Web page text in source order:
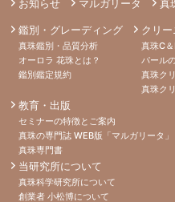
お知らせ マルガリータ 真
鑑別・グレーディング
真珠鑑別・品質分析
オーロラ 花珠とは？
鑑別鑑定規約
クリ
真珠C
パール
真珠ク
真珠ク
教育・出版
セミナーの特徴とご案内
真珠の専門誌 WEB版「マルガリータ」
真珠専門書
当研究所について
真珠科学研究所について
創業者 小松博について